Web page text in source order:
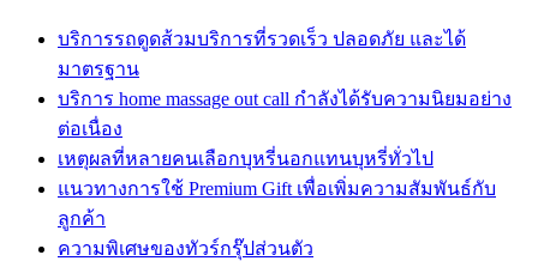
บริการรถดูดส้วมบริการที่รวดเร็ว ปลอดภัย และได้
มาตรฐาน
บริการ home massage out call กำลังได้รับความนิยมอย่าง
ต่อเนื่อง
เหตุผลที่หลายคนเลือกบุหรี่นอกแทนบุหรี่ทั่วไป
แนวทางการใช้ Premium Gift เพื่อเพิ่มความสัมพันธ์กับ
ลูกค้า
ความพิเศษของทัวร์กรุ๊ปส่วนตัว